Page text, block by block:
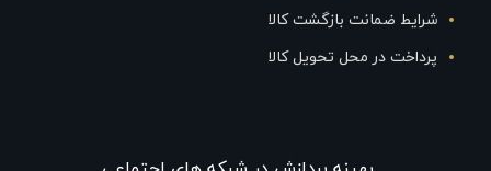
شرایط ضمانت بازگشت کالا
پرداخت در محل تحویل کالا